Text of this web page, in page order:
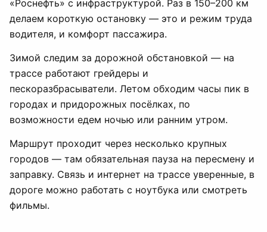
«Роснефть» с инфраструктурой. Раз в 150–200 км
делаем короткую остановку — это и режим труда
водителя, и комфорт пассажира.
Зимой следим за дорожной обстановкой — на
трассе работают грейдеры и
пескоразбрасыватели. Летом обходим часы пик в
городах и придорожных посёлках, по
возможности едем ночью или ранним утром.
Маршрут проходит через несколько крупных
городов — там обязательная пауза на пересмену и
заправку. Связь и интернет на трассе уверенные, в
дороге можно работать с ноутбука или смотреть
фильмы.